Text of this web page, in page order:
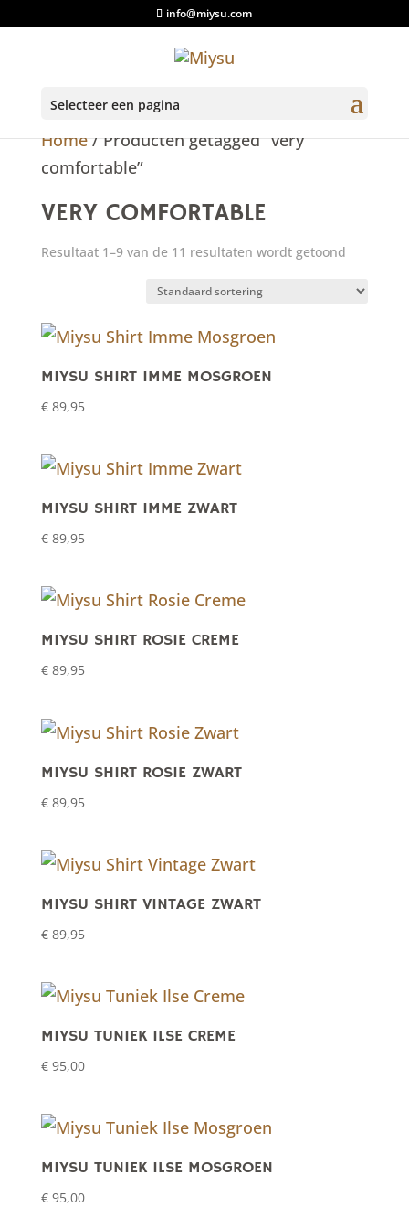
info@miysu.com
Selecteer een pagina
Home/ Producten getagged “very
comfortable”
VERY COMFORTABLE
Resultaat 1–9 van de 11 resultaten wordt getoond
MIYSU SHIRT IMME MOSGROEN
€89,95
MIYSU SHIRT IMME ZWART
€89,95
MIYSU SHIRT ROSIE CREME
€89,95
MIYSU SHIRT ROSIE ZWART
€89,95
MIYSU SHIRT VINTAGE ZWART
€89,95
MIYSU TUNIEK ILSE CREME
€95,00
MIYSU TUNIEK ILSE MOSGROEN
€95,00